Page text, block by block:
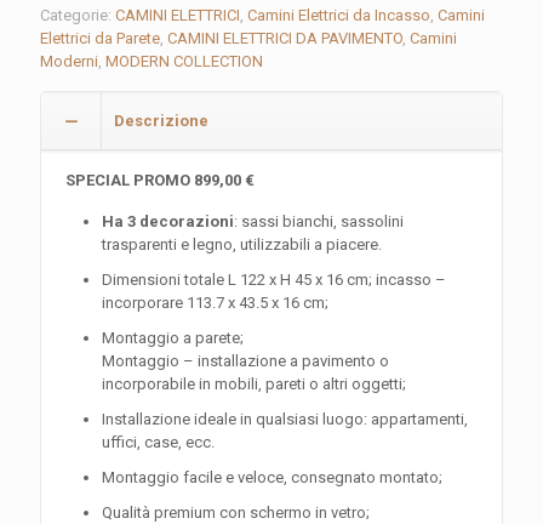
FIRE
LYON_122
quantità
Categorie: CAMINI ELETTRICI, Camini Elettrici da Incasso, Camini
Elettrici da Parete, CAMINI ELETTRICI DA PAVIMENTO, Camini
Moderni, MODERN COLLECTION
Descrizione
SPECIAL PROMO 899,00 €
Ha 3 decorazioni: sassi bianchi, sassolini
trasparenti e legno, utilizzabili a piacere.
Dimensioni totale L 122 x H 45 x 16 cm; incasso –
incorporare 113.7 x 43.5 x 16 cm;
Montaggio a parete;
Montaggio – installazione a pavimento o
incorporabile in mobili, pareti o altri oggetti;
Installazione ideale in qualsiasi luogo: appartamenti,
uffici, case, ecc.
Montaggio facile e veloce, consegnato montato;
Qualità premium con schermo in vetro;